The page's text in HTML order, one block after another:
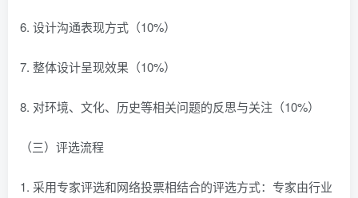
6. 设计沟通表现方式（10%）
7. 整体设计呈现效果（10%）
8. 对环境、文化、历史等相关问题的反思与关注（10%）
（三）评选流程
1. 采用专家评选和网络投票相结合的评选方式：专家由行业